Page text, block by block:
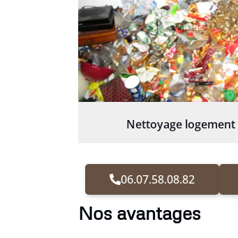
Nettoyage
06.07.58.08.82
Nos avantages